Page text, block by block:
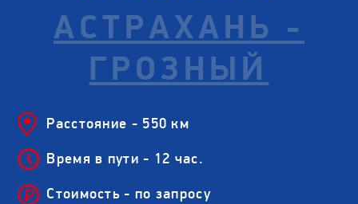
АСТРАХАНЬ -
ГРОЗНЫЙ
Расстояние - 550 км
Время в пути - 12 час.
Стоимость - по запросу